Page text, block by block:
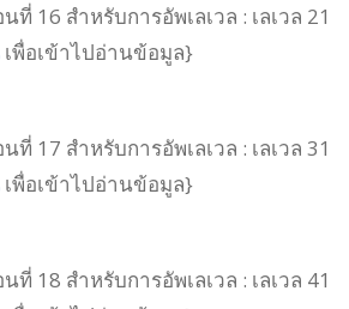
ที่ 16 สำหรับการอัพเลเวล : เลเวล 21
เพื่อเข้าไปอ่านข้อมูล}
ที่ 17 สำหรับการอัพเลเวล : เลเวล 31
เพื่อเข้าไปอ่านข้อมูล}
ที่ 18 สำหรับการอัพเลเวล : เลเวล 41